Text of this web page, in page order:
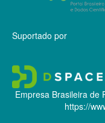
Suportado por
Empresa Brasileira de
https://